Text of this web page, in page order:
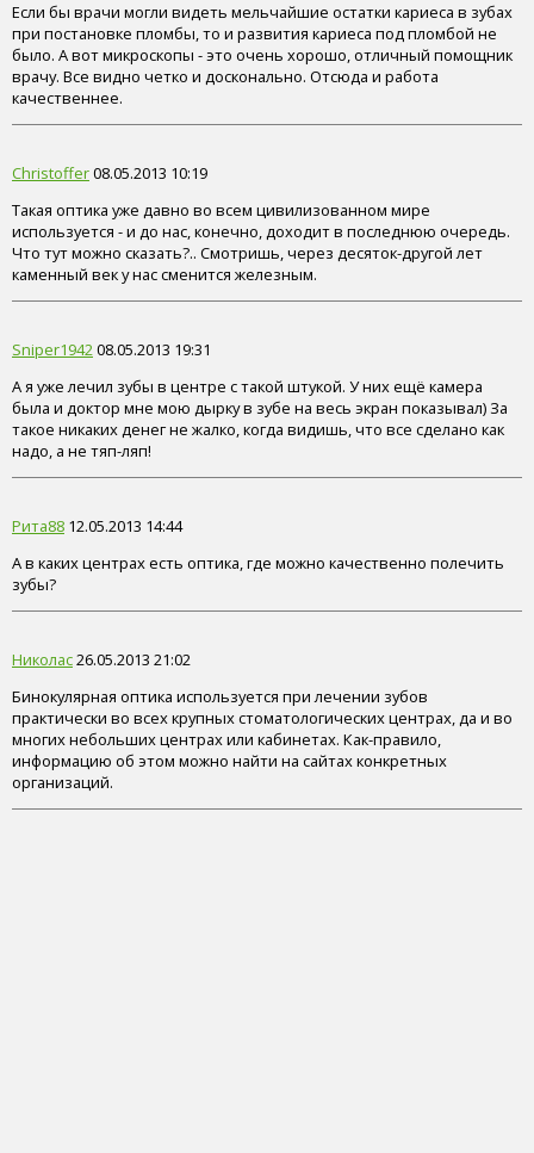
Если бы врачи могли видеть мельчайшие остатки кариеса в зубах
при постановке пломбы, то и развития кариеса под пломбой не
было. А вот микроскопы - это очень хорошо, отличный помощник
врачу. Все видно четко и досконально. Отсюда и работа
качественнее.
Christoffer08.05.2013 10:19
Такая оптика уже давно во всем цивилизованном мире
используется - и до нас, конечно, доходит в последнюю очередь.
Что тут можно сказать?.. Смотришь, через десяток-другой лет
каменный век у нас сменится железным.
Sniper194208.05.2013 19:31
А я уже лечил зубы в центре с такой штукой. У них ещё камера
была и доктор мне мою дырку в зубе на весь экран показывал) За
такое никаких денег не жалко, когда видишь, что все сделано как
надо, а не тяп-ляп!
Рита88 12.05.2013 14:44
А в каких центрах есть оптика, где можно качественно полечить
зубы?
Николас26.05.2013 21:02
Бинокулярная оптика используется при лечении зубов
практически во всех крупных стоматологических центрах, да и во
многих небольших центрах или кабинетах. Как-правило,
информацию об этом можно найти на сайтах конкретных
организаций.